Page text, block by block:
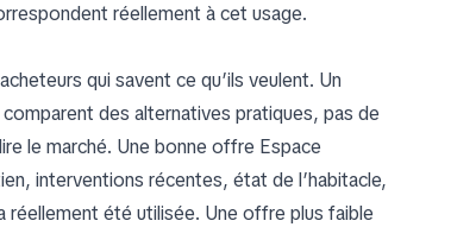
réellement à cet usage.
qui savent ce qu’ils veulent. Un
des alternatives pratiques, pas de
le marché. Une bonne offre Espace
interventions récentes, état de l’habitacle,
été utilisée. Une offre plus faible